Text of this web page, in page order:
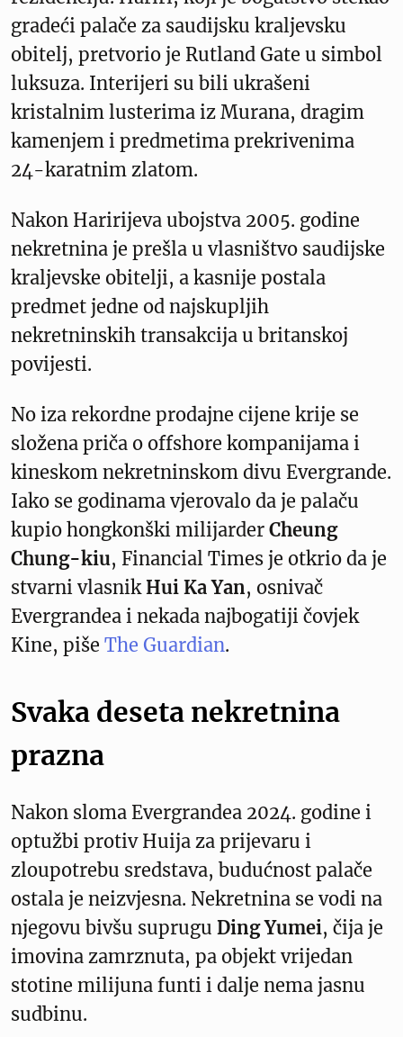
gradeći palače za saudijsku kraljevsku
obitelj, pretvorio je Rutland Gate u simbol
luksuza. Interijeri su bili ukrašeni
kristalnim lusterima iz Murana, dragim
kamenjem i predmetima prekrivenima
24-karatnim zlatom.
Nakon Haririjeva ubojstva 2005. godine
nekretnina je prešla u vlasništvo saudijske
kraljevske obitelji, a kasnije postala
predmet jedne od najskupljih
nekretninskih transakcija u britanskoj
povijesti.
No iza rekordne prodajne cijene krije se
složena priča o offshore kompanijama i
kineskom nekretninskom divu Evergrande.
Iako se godinama vjerovalo da je palaču
kupio hongkonški milijarder Cheung
Chung-kiu, Financial Times je otkrio da je
stvarni vlasnikHui Ka Yan, osnivač
Evergrandea i nekada najbogatiji čovjek
Kine, piše The Guardian.
Svaka deseta nekretnina
prazna
Nakon sloma Evergrandea 2024. godine i
optužbi protiv Huija za prijevaru i
zloupotrebu sredstava, budućnost palače
ostala je neizvjesna. Nekretnina se vodi na
njegovu bivšu suprugu Ding Yumei, čija je
imovina zamrznuta, pa objekt vrijedan
stotine milijuna funti i dalje nema jasnu
sudbinu.